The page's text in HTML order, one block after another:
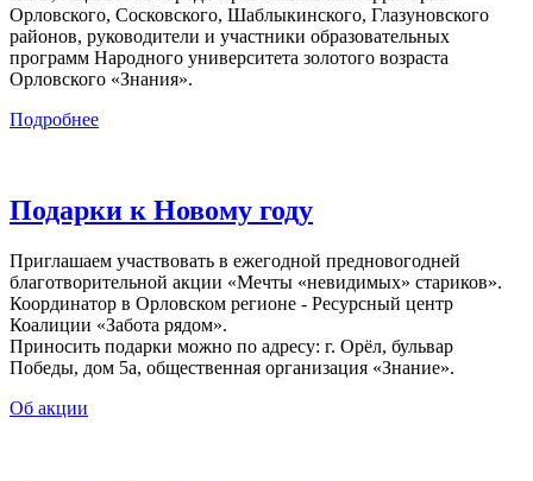
Орловского, Сосковского, Шаблыкинского, Глазуновского
районов, руководители и участники образовательных
программ Народного университета золотого возраста
Орловского «Знания».
Подробнее
Подарки к Новому году
Приглашаем участвовать в ежегодной предновогодней
благотворительной акции «Мечты «невидимых» стариков».
Координатор в Орловском регионе - Ресурсный центр
Коалиции «Забота рядом».
Приносить подарки можно по адресу: г. Орёл, бульвар
Победы, дом 5а, общественная организация «Знание».
Об акции